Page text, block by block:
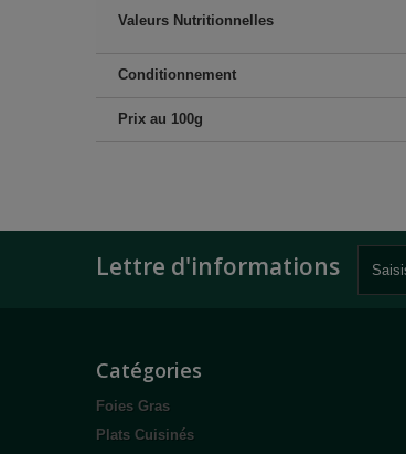
Valeurs Nutritionnelles
Conditionnement
Prix au 100g
Lettre d'informations
Catégories
Foies Gras
Plats Cuisinés